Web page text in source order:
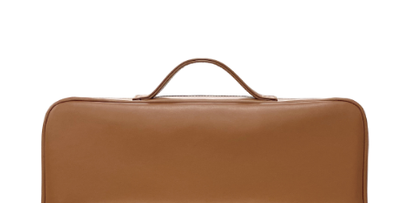
自立する別持ちPCバッグ